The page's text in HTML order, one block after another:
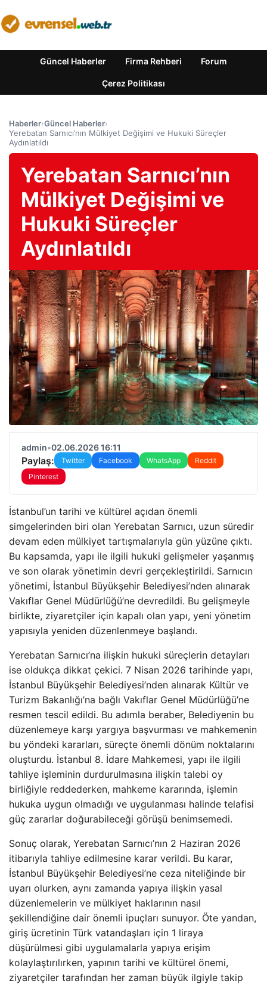
Güncel Haberler Firma Rehberi Forum
Çerez Politikası
Haberler›Güncel Haberler›
Yerebatan Sarnıcı’nın Mülkiyet Değişimi ve Hukuki Süreçler
Aydınlatıldı
Yerebatan Sarnıcı’nın
Mülkiyet Değişimi ve
Hukuki Süreçler
Aydınlatıldı
admin•02.06.2026 16:11
Paylaş: Twitter Facebook WhatsApp
Reddit
Pinterest
İstanbul’un tarihi ve kültürel açıdan önemli
simgelerinden biri olan Yerebatan Sarnıcı, uzun süredir
devam eden mülkiyet tartışmalarıyla gün yüzüne çıktı.
Bu kapsamda, yapı ile ilgili hukuki gelişmeler yaşanmış
ve son olarak yönetimin devri gerçekleştirildi. Sarnıcın
yönetimi, İstanbul Büyükşehir Belediyesi’nden alınarak
Vakıflar Genel Müdürlüğü’ne devredildi. Bu gelişmeyle
birlikte, ziyaretçiler için kapalı olan yapı, yeni yönetim
yapısıyla yeniden düzenlenmeye başlandı.
Yerebatan Sarnıcı’na ilişkin hukuki süreçlerin detayları
ise oldukça dikkat çekici. 7 Nisan 2026 tarihinde yapı,
İstanbul Büyükşehir Belediyesi’nden alınarak Kültür ve
Turizm Bakanlığı’na bağlı Vakıflar Genel Müdürlüğü’ne
resmen tescil edildi. Bu adımla beraber, Belediyenin bu
düzenlemeye karşı yargıya başvurması ve mahkemenin
bu yöndeki kararları, süreçte önemli dönüm noktalarını
oluşturdu. İstanbul 8. İdare Mahkemesi, yapı ile ilgili
tahliye işleminin durdurulmasına ilişkin talebi oy
birliğiyle reddederken, mahkeme kararında, işlemin
hukuka uygun olmadığı ve uygulanması halinde telafisi
güç zararlar doğurabileceği görüşü benimsemedi.
Sonuç olarak, Yerebatan Sarnıcı’nın 2 Haziran 2026
itibarıyla tahliye edilmesine karar verildi. Bu karar,
İstanbul Büyükşehir Belediyesi’ne ceza niteliğinde bir
uyarı olurken, aynı zamanda yapıya ilişkin yasal
düzenlemelerin ve mülkiyet haklarının nasıl
şekillendiğine dair önemli ipuçları sunuyor. Öte yandan,
giriş ücretinin Türk vatandaşları için 1 liraya
düşürülmesi gibi uygulamalarla yapıya erişim
kolaylaştırılırken, yapının tarihi ve kültürel önemi,
ziyaretçiler tarafından her zaman büyük ilgiyle takip